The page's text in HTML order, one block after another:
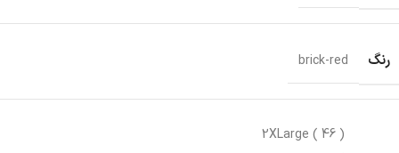
رنگ brick-red
2XLarge ( 46 )